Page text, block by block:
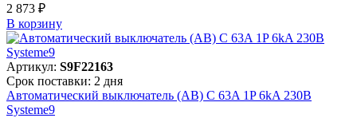
2 873 ₽
В корзинy
Артикул: S9F22163
Срок поставки: 2 дня
Автоматический выключатель (АВ) C 63A 1P 6kA 230В
Systeme9